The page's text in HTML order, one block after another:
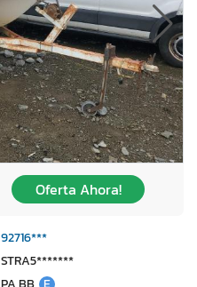
Oferta Ahora!
92716***
STRA5*******